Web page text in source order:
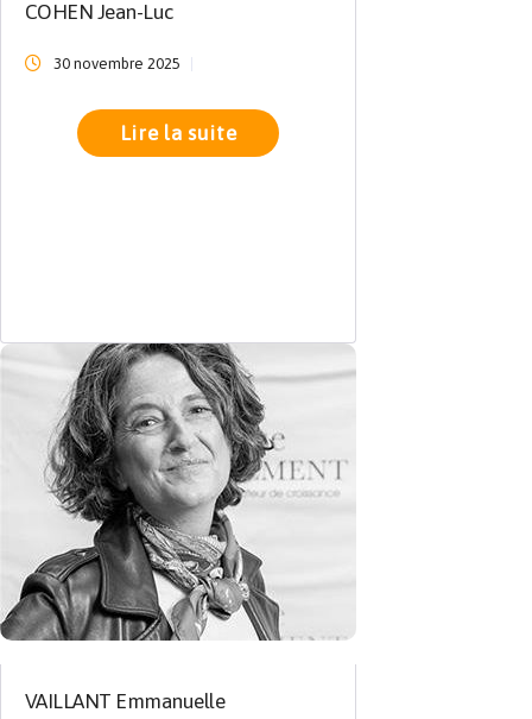
COHEN Jean-Luc
30 novembre 2025
Lire la suite
VAILLANT Emmanuelle